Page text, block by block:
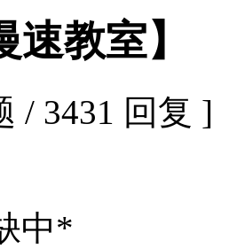
速教室】
/ 3431 回复 ]
中*